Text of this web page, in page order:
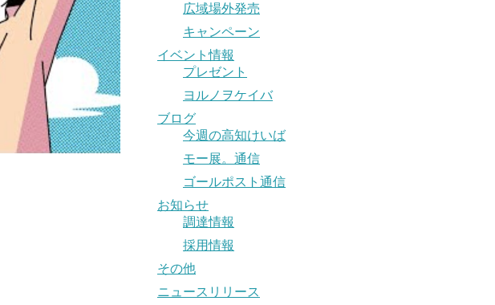
広域場外発売
キャンペーン
イベント情報
プレゼント
ヨルノヲケイバ
ブログ
今週の高知けいば
モー展。通信
ゴールポスト通信
お知らせ
調達情報
採用情報
その他
ニュースリリース